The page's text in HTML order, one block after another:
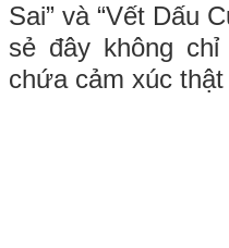
Sai” và “Vết Dấu
sẻ đây không
chứa cảm xúc